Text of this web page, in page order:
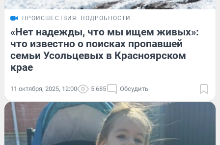
ПРОИСШЕСТВИЯ ПОДРОБНОСТИ
«Нет надежды, что мы ищем живых»:
что известно о поисках пропавшей
семьи Усольцевых в Красноярском
крае
11 октября, 2025, 12:00 5 685 Обсудить